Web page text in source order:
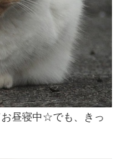
昼寝中☆でも、きっ